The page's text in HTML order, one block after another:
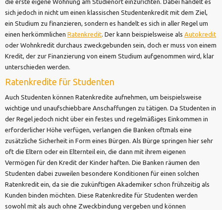
die erste eigene Wohnung am Studienort einzurichten. Dabei handelt es
sich jedoch in nicht um einen klassischen Studentenkredit mit dem Ziel,
ein Studium zu finanzieren, sondern es handelt es sich in aller Regel um
einen herkömmlichen Ratenkredit. Der kann beispielsweise als Autokredit
oder Wohnkredit durchaus zweckgebunden sein, doch er muss von einem
Kredit, der zur Finanzierung von einem Studium aufgenommen wird, klar
unterschieden werden.
Ratenkredite für Studenten
Auch Studenten können Ratenkredite aufnehmen, um beispielsweise
wichtige und unaufschiebbare Anschaffungen zu tätigen. Da Studenten in
der Regel jedoch nicht über ein festes und regelmäßiges Einkommen in
erforderlicher Höhe verfügen, verlangen die Banken oftmals eine
zusätzliche Sicherheit in Form eines Bürgen. Als Bürge springen hier sehr
oft die Eltern oder ein Elternteil ein, die dann mit ihrem eigenen
Vermögen für den Kredit der Kinder haften. Die Banken räumen den
Studenten dabei zuweilen besondere Konditionen für einen solchen
Ratenkredit ein, da sie die zukünftigen Akademiker schon frühzeitig als
Kunden binden möchten. Diese Ratenkredite für Studenten werden
sowohl mit als auch ohne Zweckbindung vergeben und können